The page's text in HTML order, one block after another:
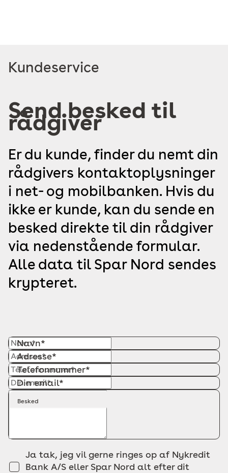
Read
Kundeservice
Send besked til
rådgiver
Er du kunde, finder du nemt din
rådgivers kontaktoplysninger
i net- og mobilbanken. Hvis du
ikke er kunde, kan du sende en
besked direkte til din rådgiver
via nedenstående formular.
Alle data til Spar Nord sendes
krypteret.
Navn*
Adresse*
Telefonnummer*
Din email*
Besked
Ja tak, jeg vil gerne ringes op af Nykredit
Bank A/S eller Spar Nord alt efter dit